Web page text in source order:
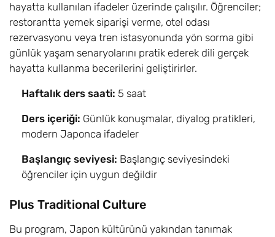
hayatta kullanılan ifadeler üzerinde çalışılır. Öğrenciler;
restorantta yemek siparişi verme, otel odası
rezervasyonu veya tren istasyonunda yön sorma gibi
günlük yaşam senaryolarını pratik ederek dili gerçek
hayatta kullanma becerilerini geliştirirler.
Haftalık ders saati: 5 saat
Ders içeriği: Günlük konuşmalar, diyalog pratikleri,
modern Japonca ifadeler
Başlangıç seviyesi: Başlangıç seviyesindeki
öğrenciler için uygun değildir
Plus Traditional Culture
Bu program, Japon kültürünü yakından tanımak